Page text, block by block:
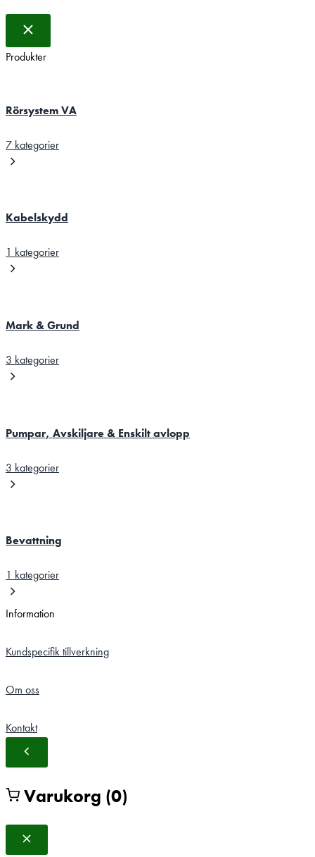
Produkter
Rörsystem VA
7 kategorier
Kabelskydd
1 kategorier
Mark & Grund
3 kategorier
Pumpar, Avskiljare & Enskilt avlopp
3 kategorier
Bevattning
1 kategorier
Information
Kundspecifik tillverkning
Om oss
Kontakt
Varukorg (0)